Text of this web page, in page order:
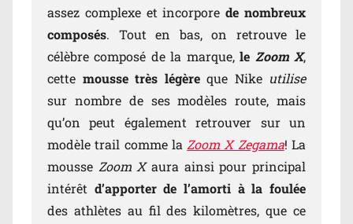
assez complexe et incorporede nombreux
composés. Tout en bas, on retrouve le
célèbre composé de la marque,le Zoom X,
cette mousse très légèreque Nike utilise
sur nombre de ses modèles route, mais
qu’on peut également retrouver sur un
modèle trail comme la Zoom X Zegama! La
mousse Zoom Xaura ainsi pour principal
intérêt d’apporter de l’amorti à la foulée
des athlètes au fil des kilomètres, que ce